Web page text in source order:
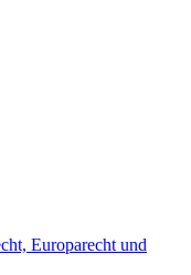
Europarecht und